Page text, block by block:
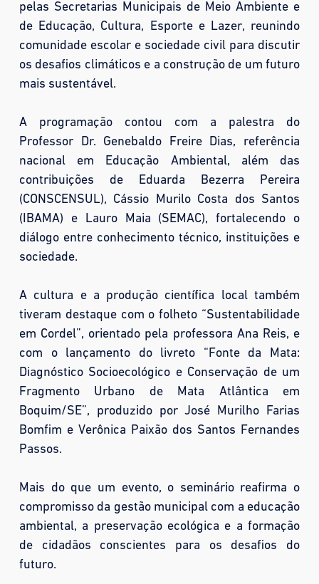
pelas Secretarias Municipais de Meio Ambiente e
de Educação, Cultura, Esporte e Lazer, reunindo
comunidade escolar e sociedade civil para discutir
os desafios climáticos e a construção de um futuro
mais sustentável.
A programação contou com a palestra do
Professor Dr. Genebaldo Freire Dias, referência
nacional em Educação Ambiental, além das
contribuições de Eduarda Bezerra Pereira
(CONSCENSUL), Cássio Murilo Costa dos Santos
(IBAMA) e Lauro Maia (SEMAC), fortalecendo o
diálogo entre conhecimento técnico, instituições e
sociedade.
A cultura e a produção científica local também
tiveram destaque com o folheto “Sustentabilidade
em Cordel”, orientado pela professora Ana Reis, e
com o lançamento do livreto “Fonte da Mata:
Diagnóstico Socioecológico e Conservação de um
Fragmento Urbano de Mata Atlântica em
Boquim/SE”, produzido por José Murilho Farias
Bomfim e Verônica Paixão dos Santos Fernandes
Passos.
Mais do que um evento, o seminário reafirma o
compromisso da gestão municipal com a educação
ambiental, a preservação ecológica e a formação
de cidadãos conscientes para os desafios do
futuro.